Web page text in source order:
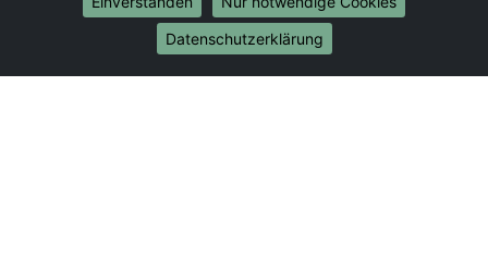
Internationale-Umzüge
Umzug von Solingen nach Brasilien
Datenschutzerklärung